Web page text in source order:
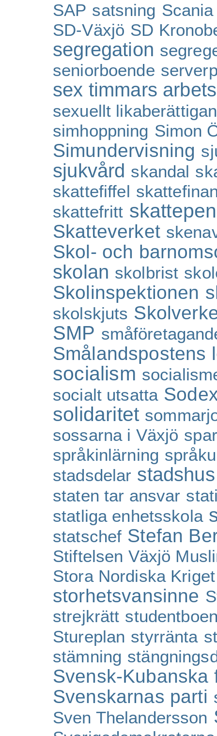
SAP satsning Scania
SD-Växjö SD
segregation
seniorboende
sex timmars
sexuellt
simhoppning Simon
Simundervisning
sjukvård skandal
skattefiffel
skattefritt
Skatteverket
Skol- och
skolan skolbrist
Skolinspektionen
skolskjuts
SMP
Smålandspostens
socialism
socialt utsatta
solidaritet
sossarna i Växjö
språkinlärning
stadsdelar stadshus
staten tar ansvar
statliga enhetsskola
statschef Stefan
Stiftelsen Växjö
Stora Nordiska Kriget
storhetsvansinne
strejkrätt
Stureplan styrränta
stämning
Svensk-Kubanska
Svenskarnas parti
Sven Thelandersson